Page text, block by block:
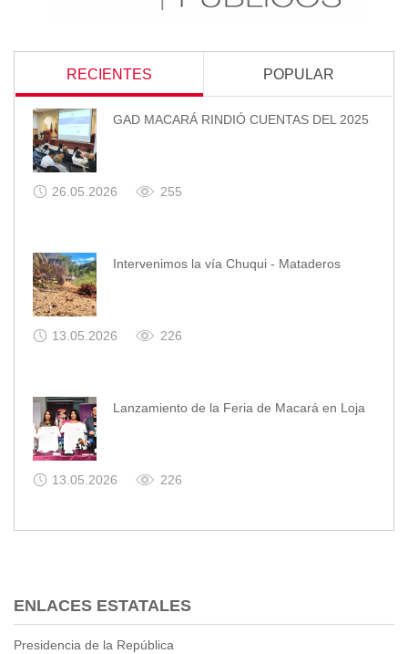
RECIENTES POPULAR
GAD MACARÁ RINDIÓ CUENTAS DEL 2025
26.05.2026 255
Intervenimos la vía Chuqui - Mataderos
13.05.2026 226
Lanzamiento de la Feria de Macará en Loja
13.05.2026 226
ENLACES ESTATALES
Presidencia de la República